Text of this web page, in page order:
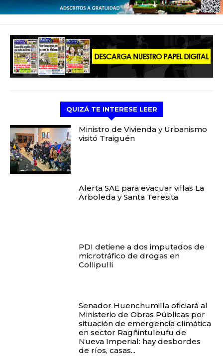
QUIZÁ TE INTERESE LEER
Ministro de Vivienda y Urbanismo
visitó Traiguén
Alerta SAE para evacuar villas La
Arboleda y Santa Teresita
PDI detiene a dos imputados de
microtráfico de drogas en
Collipulli
Senador Huenchumilla oficiará al
Ministerio de Obras Públicas por
situación de emergencia climática
en sector Ragñintuleufu de
Nueva Imperial: hay desbordes
de ríos, casas...